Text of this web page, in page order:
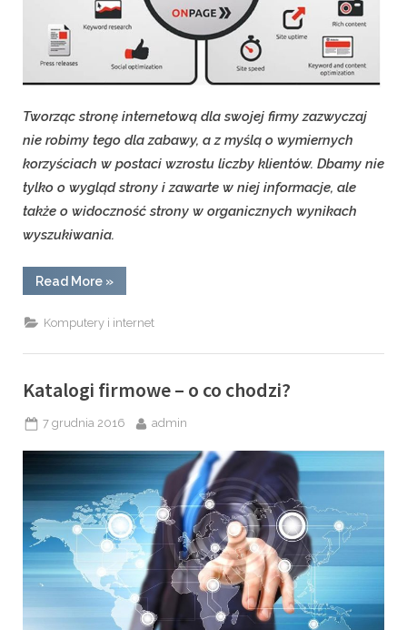
Tworząc stronę internetową dla swojej firmy zazwyczaj
nie robimy tego dla zabawy, a z myślą o wymiernych
korzyściach w postaci wzrostu liczby klientów. Dbamy nie
tylko o wygląd strony i zawarte w niej informacje, ale
także o widoczność strony w organicznych wynikach
wyszukiwania.
Read More“Firmowa
strona
która
sprzedaje”
»
Komputery i internet
Katalogi firmowe – o co chodzi?
Posted
7 grudnia 2016 By
admin